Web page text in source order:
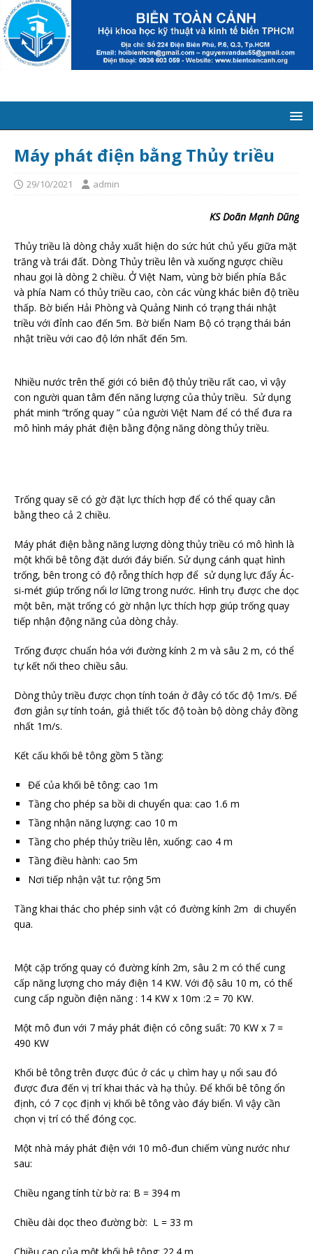
Máy phát điện bằng Thủy triều
29/10/2021 admin
KS Doãn Mạnh Dũng
Thủy triều là dòng chảy xuất hiện do sức hút chủ yếu giữa mặt
trăng và trái đất. Dòng Thủy triều lên và xuống ngược chiều
nhau gọi là dòng 2 chiều. Ở Việt Nam, vùng bờ biển phía Bắc
và phía Nam có thủy triều cao, còn các vùng khác biên độ triều
thấp. Bờ biển Hải Phòng và Quảng Ninh có trạng thái nhật
triều với đỉnh cao đến 5m. Bờ biển Nam Bộ có trạng thái bán
nhật triều với cao độ lớn nhất đến 5m.
Nhiều nước trên thế giới có biên độ thủy triều rất cao, vì vậy
con người quan tâm đến năng lượng của thủy triều. Sử dụng
phát minh “trống quay ” của người Việt Nam để có thể đưa ra
mô hình máy phát điện bằng động năng dòng thủy triều.
Trống quay sẽ có gờ đặt lực thích hợp để có thể quay cân
bằng theo cả 2 chiều.
Máy phát điện bằng năng lượng dòng thủy triều có mô hình là
một khối bê tông đặt dưới đáy biển. Sử dụng cánh quạt hình
trống, bên trong có độ rỗng thích hợp để sử dụng lực đẩy Ác-
si-mét giúp trống nổi lơ lững trong nước. Hình trụ được che dọc
một bên, mặt trống có gờ nhận lực thích hợp giúp trống quay
tiếp nhận động năng của dòng chảy.
Trống được chuẩn hóa với đường kính 2 m và sâu 2 m, có thể
tự kết nối theo chiều sâu.
Dòng thủy triều được chọn tính toán ở đây có tốc độ 1m/s. Để
đơn giản sự tính toán, giả thiết tốc độ toàn bộ dòng chảy đồng
nhất 1m/s.
Kết cấu khối bê tông gồm 5 tầng:
Đế của khối bê tông: cao 1m
Tầng cho phép sa bồi di chuyển qua: cao 1.6 m
Tầng nhận năng lượng: cao 10 m
Tầng cho phép thủy triều lên, xuống: cao 4 m
Tầng điều hành: cao 5m
Nơi tiếp nhận vật tư: rộng 5m
Tầng khai thác cho phép sinh vật có đường kính 2m di chuyển
qua.
Một cặp trống quay có đường kính 2m, sâu 2 m có thể cung
cấp năng lượng cho máy điện 14 KW. Với độ sâu 10 m, có thể
cung cấp nguồn điện năng : 14 KW x 10m :2 = 70 KW.
Một mô đun với 7 máy phát điện có công suất: 70 KW x 7 =
490 KW
Khối bê tông trên được đúc ở các ụ chìm hay ụ nổi sau đó
được đưa đến vị trí khai thác và hạ thủy. Để khối bê tông ổn
định, có 7 cọc định vị khối bê tông vào đáy biển. Vì vậy cần
chọn vị trí có thể đóng cọc.
Một nhà máy phát điện với 10 mô-đun chiếm vùng nước như
sau:
Chiều ngang tính từ bờ ra: B = 394 m
Chiều dài dọc theo đường bờ: L = 33 m